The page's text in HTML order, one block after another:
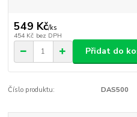
549 Kč/ks
454 Kč bez DPH
Přidat do
Číslo produktu: DAS500